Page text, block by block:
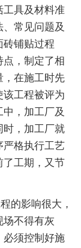
工具及材料准
常见问题及
砖铺贴过程
，制定了相
，在施工时先
该工程被评为
，加工厂及
时，加工厂就
严格执行工艺
了工期，又节
的影响很大，
场不得有灰
必须控制好施